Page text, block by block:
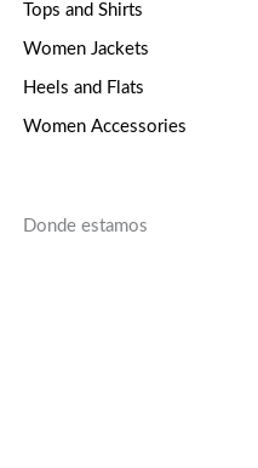
Tops and Shirts
Women Jackets
Heels and Flats
Women Accessories
Donde estamos